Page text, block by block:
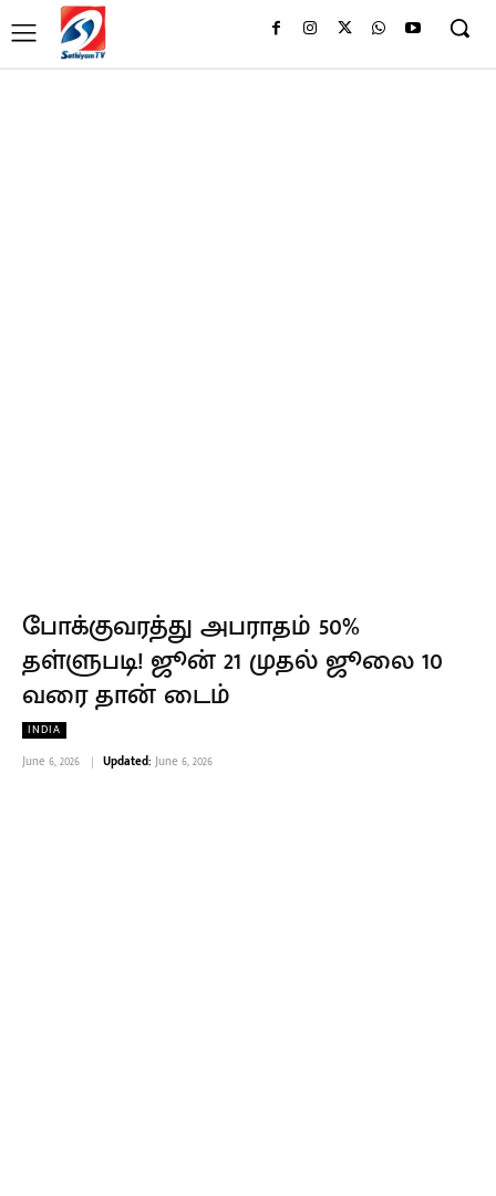
போக்குவரத்து அபராதம் 50%
தள்ளுபடி! ஜூன் 21 முதல் ஜூலை 10
வரை தான் டைம்
INDIA
June 6, 2026 Updated: June 6, 2026